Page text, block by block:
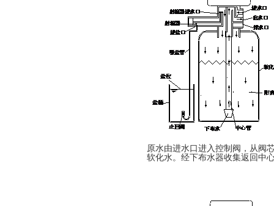
原水由进水口进入控制阀，从阀
软化水。经下布水器收集返回中